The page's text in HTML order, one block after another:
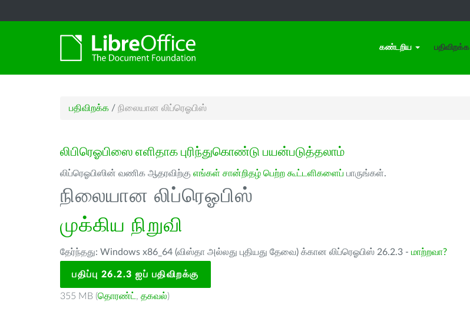
கண்டறிய பதிவிறக்க
பதிவிறக்க / நிலையான லிப்ரெஓபிஸ்
லிபிரெஓபிஸை எளிதாக புரிந்துகொண்டு பயன்படுத்தலாம்
லிப்ரெஓபிஸின் வணிக ஆதரவிற்கு எங்கள் சான்றிதழ் பெற்ற கூட்டளிகளைப் பாருங்கள்.
நிலையான லிப்ரெஓபிஸ்
முக்கிய நிறுவி
தேர்ந்தது: Windows x86_64 (விஸ்தா அல்லது புதியது தேவை) க்கான லிப்ரெஓபிஸ் 26.2.3 - மாற்றவா?
பதிப்பு 26.2.3 ஐப் பதிவிறக்கு
355 MB (தொரண்ட் , தகவல்)